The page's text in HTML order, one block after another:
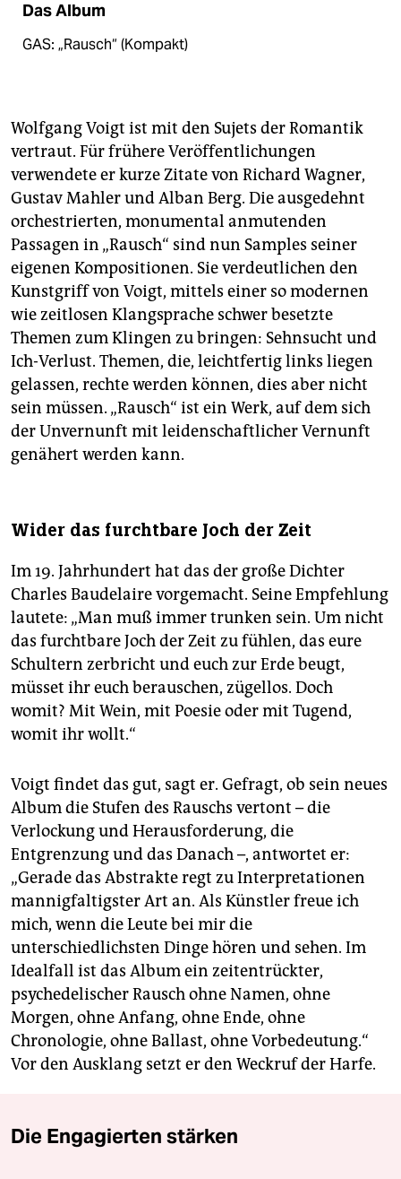
Das Album
GAS: „Rausch“ (Kompakt)
Wolfgang Voigt ist mit den Sujets der Romantik
vertraut. Für frühere Veröffentlichungen
verwendete er kurze Zitate von Richard Wagner,
Gustav Mahler und Alban Berg. Die ausgedehnt
orchestrierten, monumental anmutenden
Passagen in „Rausch“ sind nun Samples seiner
eigenen Kompositionen. Sie verdeutlichen den
Kunstgriff von Voigt, mittels einer so modernen
wie zeitlosen Klangsprache schwer besetzte
Themen zum Klingen zu bringen: Sehnsucht und
Ich-Verlust. Themen, die, leichtfertig links liegen
gelassen, rechte werden können, dies aber nicht
sein müssen. „Rausch“ ist ein Werk, auf dem sich
der Unvernunft mit leidenschaftlicher Vernunft
genähert werden kann.
Wider das furchtbare Joch der Zeit
Im 19. Jahrhundert hat das der große Dichter
Charles Baudelaire vorgemacht. Seine Empfehlung
lautete: „Man muß immer trunken sein. Um nicht
das furchtbare Joch der Zeit zu fühlen, das eure
Schultern zerbricht und euch zur Erde beugt,
müsset ihr euch berauschen, zügellos. Doch
womit? Mit Wein, mit Poesie oder mit Tugend,
womit ihr wollt.“
Voigt findet das gut, sagt er. Gefragt, ob sein neues
Album die Stufen des Rauschs vertont – die
Verlockung und Herausforderung, die
Entgrenzung und das Danach –, antwortet er:
„Gerade das Abstrakte regt zu Interpretationen
mannigfaltigster Art an. Als Künstler freue ich
mich, wenn die Leute bei mir die
unterschiedlichsten Dinge hören und sehen. Im
Idealfall ist das Album ein zeitentrückter,
psychedelischer Rausch ohne Namen, ohne
Morgen, ohne Anfang, ohne Ende, ohne
Chronologie, ohne Ballast, ohne Vorbedeutung.“
Vor den Ausklang setzt er den Weckruf der Harfe.
Die Engagierten stärken